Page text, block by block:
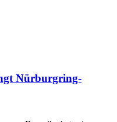
Nürburgring-